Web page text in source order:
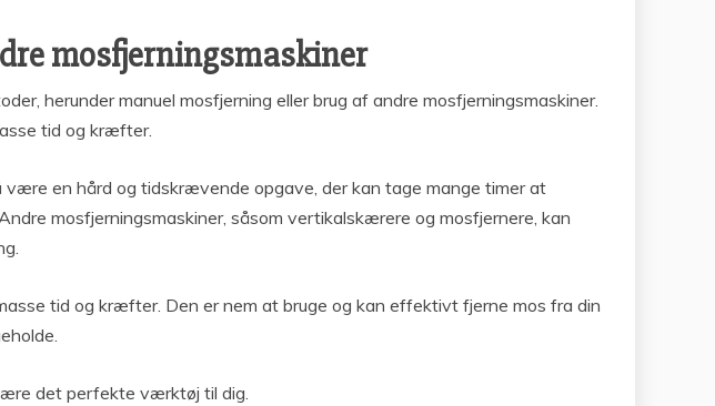
mosfjerningsmaskiner
herunder manuel mosfjerning eller brug af andre mosfjerningsmaskiner.
tid og kræfter.
en hård og tidskrævende opgave, der kan tage mange timer at
mosfjerningsmaskiner, såsom vertikalskærere og mosfjernere, kan
tid og kræfter. Den er nem at bruge og kan effektivt fjerne mos fra din
det perfekte værktøj til dig.